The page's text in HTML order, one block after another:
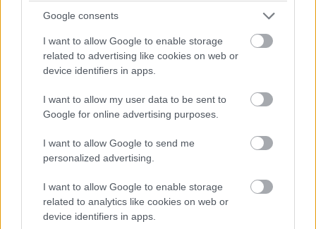
Google consents
I want to allow Google to enable storage
related to advertising like cookies on web or
device identifiers in apps.
I want to allow my user data to be sent to
Google for online advertising purposes.
I want to allow Google to send me
personalized advertising.
I want to allow Google to enable storage
related to analytics like cookies on web or
device identifiers in apps.